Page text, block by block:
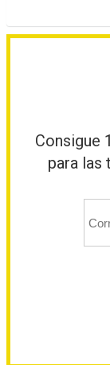
Consigue
para las